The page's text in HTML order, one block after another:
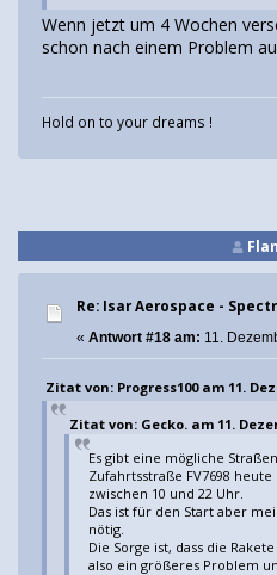
Wenn jetzt um 4 Wochen
schon nach einem Problem
Hold on to your dreams !
Re: Isar Aerospace -
« Antwort #18 am: 11.
Zitat von: Progress100 am 11.
Zitat von: Gecko. am 11.
Es gibt eine mögliche
Zufahrtsstraße FV7698
zwischen 10 und 22 Uhr.
Das ist für den Start aber
nötig.
Die Sorge ist, dass die
also ein größeres Problem